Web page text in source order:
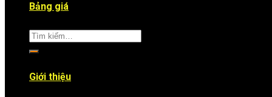
Bảng giá
Tìm
Giới thiệu